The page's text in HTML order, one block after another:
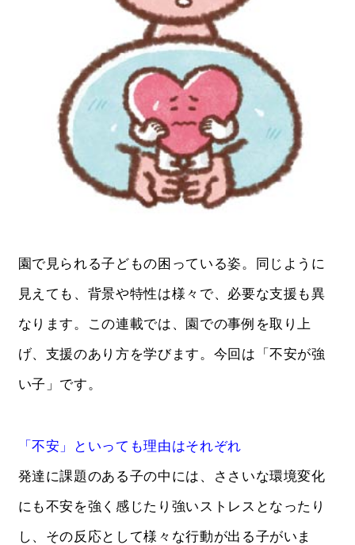
園で見られる子どもの困っている姿。同じように
見えても、背景や特性は様々で、必要な支援も異
なります。この連載では、園での事例を取り上
げ、支援のあり方を学びます。今回は「不安が強
い子」です。
「不安」といっても理由はそれぞれ
発達に課題のある子の中には、ささいな環境変化
にも不安を強く感じたり強いストレスとなったり
し、その反応として様々な行動が出る子がいま